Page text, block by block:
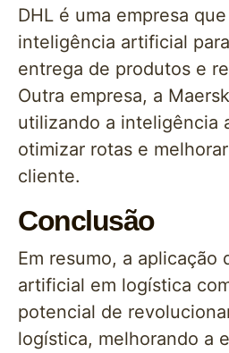
DHL é uma empresa
inteligência artificial
entrega de produtos e
Outra empresa, a
utilizando a inteligência
otimizar rotas e
cliente.
Conclusão
Em resumo, a aplicação
artificial em logística
potencial de
logística, melhorando a